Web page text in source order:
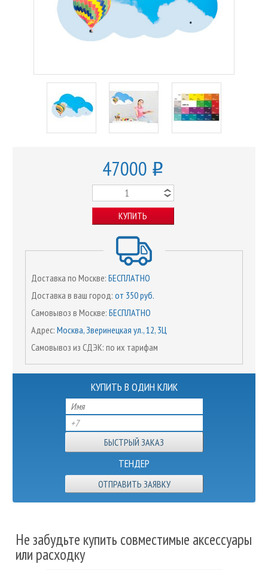
47000 o
КУПИТЬ
Доставка по Москве: БЕСПЛАТНО
Доставка в ваш город: от 350 руб.
Самовывоз в Москве: БЕСПЛАТНО
Адрес: Москва, Зверинецкая ул., 12, 3Ц
Самовывоз из СДЭК: по их тарифам
КУПИТЬ В ОДИН КЛИК
ТЕНДЕР
ОТПРАВИТЬ ЗАЯВКУ
Не забудьте купить совместимые аксессуары
или расходку